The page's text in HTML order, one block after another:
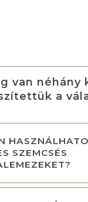
van néhány
a
SZEMCSÉS